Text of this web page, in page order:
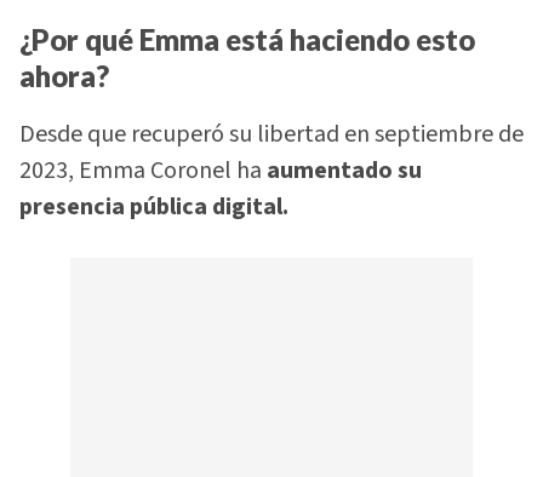
¿Por qué Emma está haciendo esto
ahora?
Desde que recuperó su libertad en septiembre de
2023, Emma Coronel ha aumentado su
presencia pública digital.